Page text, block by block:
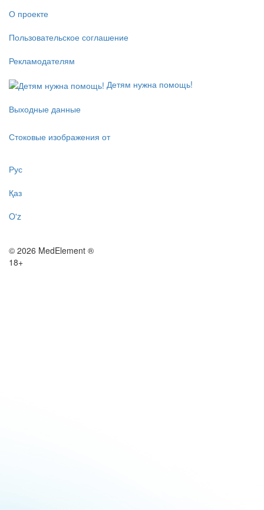
О проекте
Пользовательское соглашение
Рекламодателям
Детям нужна помощь!
Выходные данные
Стоковые изображения от
Рус
Қаз
O'z
© 2026 MedElement ®
18+